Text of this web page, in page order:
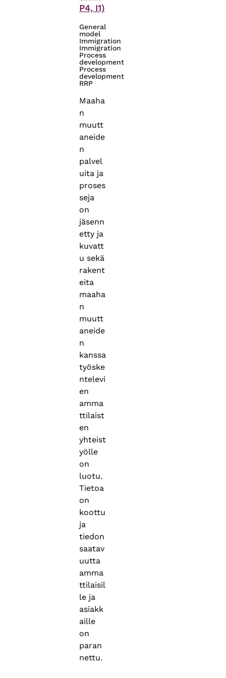
P4, I1)
General
model
Immigration
Immigration
Process
development
Process
development
RRP
Maaha
n
muutt
aneide
n
palvel
uita ja
proses
seja
on
jäsenn
etty ja
kuvatt
u sekä
rakent
eita
maaha
n
muutt
aneide
n
kanssa
työske
ntelevi
en
amma
ttilaist
en
yhteist
yölle
on
luotu.
Tietoa
on
koottu
ja
tiedon
saatav
uutta
amma
ttilaisil
le ja
asiakk
aille
on
paran
nettu.